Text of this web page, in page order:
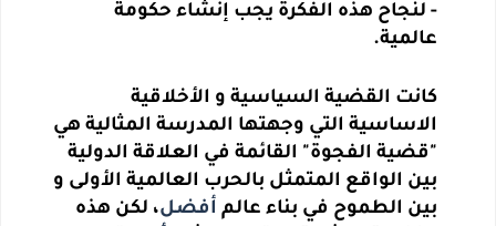
- لنجاح هذه الفكرة يجب إنشاء حكومة
عالمية.
كانت القضية السياسية و الأخلاقية
الاساسية التي وجهتها المدرسة المثالية هي
"قضية الفجوة" القائمة في العلاقة الدولية
بين الواقع المتمثل بالحرب العالمية الأولى و
بين الطموح في بناء عالم أفضل، لكن هذه